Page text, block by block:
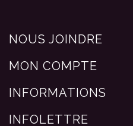
NOUS JOINDRE
MON COMPTE
INFORMATIONS
INFOLETTRE